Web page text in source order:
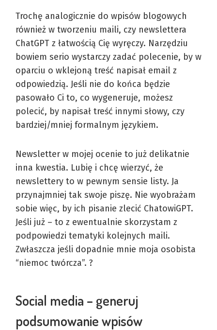
Trochę analogicznie do wpisów blogowych
również w tworzeniu maili, czy newslettera
ChatGPT z łatwością Cię wyręczy. Narzędziu
bowiem serio wystarczy zadać polecenie, by w
oparciu o wklejoną treść napisał email z
odpowiedzią. Jeśli nie do końca będzie
pasowało Ci to, co wygeneruje, możesz
polecić, by napisał treść innymi słowy, czy
bardziej/mniej formalnym językiem.
Newsletter w mojej ocenie to już delikatnie
inna kwestia. Lubię i chcę wierzyć, że
newslettery to w pewnym sensie listy. Ja
przynajmniej tak swoje piszę. Nie wyobrażam
sobie więc, by ich pisanie zlecić ChatowiGPT.
Jeśli już – to z ewentualnie skorzystam z
podpowiedzi tematyki kolejnych maili.
Zwłaszcza jeśli dopadnie mnie moja osobista
“niemoc twórcza”. ?
Social media – generuj
podsumowanie wpisów